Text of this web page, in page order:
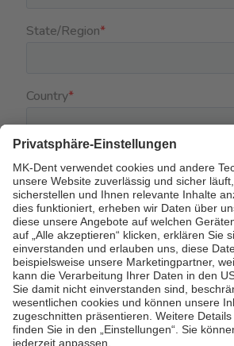
Informações adicionais:
Como política geral, a MK-dent não aceita